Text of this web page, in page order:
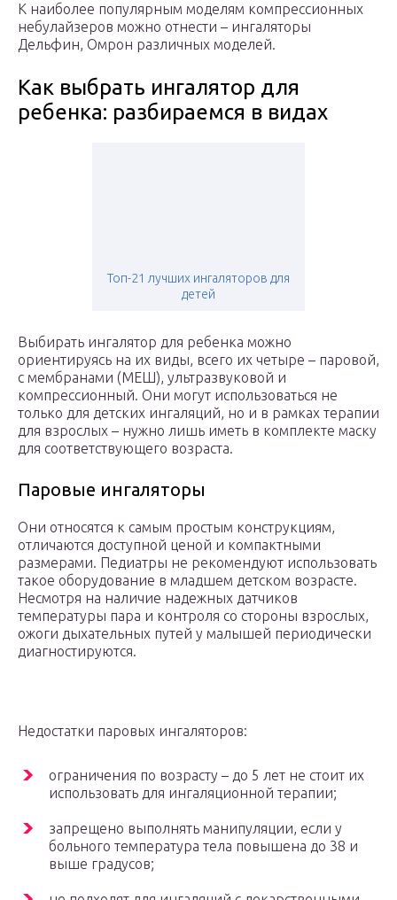
К наиболее популярным моделям компрессионных
небулайзеров можно отнести – ингаляторы
Дельфин, Омрон различных моделей.
Как выбрать ингалятор для
ребенка: разбираемся в видах
Топ-21 лучших ингаляторов для
детей
Выбирать ингалятор для ребенка можно
ориентируясь на их виды, всего их четыре – паровой,
с мембранами (МЕШ), ультразвуковой и
компрессионный. Они могут использоваться не
только для детских ингаляций, но и в рамках терапии
для взрослых – нужно лишь иметь в комплекте маску
для соответствующего возраста.
Паровые ингаляторы
Они относятся к самым простым конструкциям,
отличаются доступной ценой и компактными
размерами. Педиатры не рекомендуют использовать
такое оборудование в младшем детском возрасте.
Несмотря на наличие надежных датчиков
температуры пара и контроля со стороны взрослых,
ожоги дыхательных путей у малышей периодически
диагностируются.
Недостатки паровых ингаляторов:
ограничения по возрасту – до 5 лет не стоит их
использовать для ингаляционной терапии;
запрещено выполнять манипуляции, если у
больного температура тела повышена до 38 и
выше градусов;